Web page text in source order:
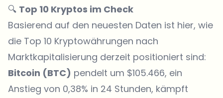
🔍 Top 10 Kryptos im Check
Basierend auf den neuesten Daten ist hier, wie
die Top 10 Kryptowährungen nach
Marktkapitalisierung derzeit positioniert sind:
Bitcoin (BTC) pendelt um $105.466, ein
Anstieg von 0,38% in 24 Stunden, kämpft